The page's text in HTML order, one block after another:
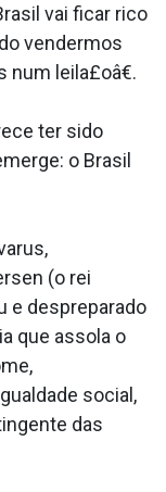
vai ficar rico
vendermos
leila£oâ€.
ter sido
o Brasil
(o rei
e despreparado
que assola o
social,
das